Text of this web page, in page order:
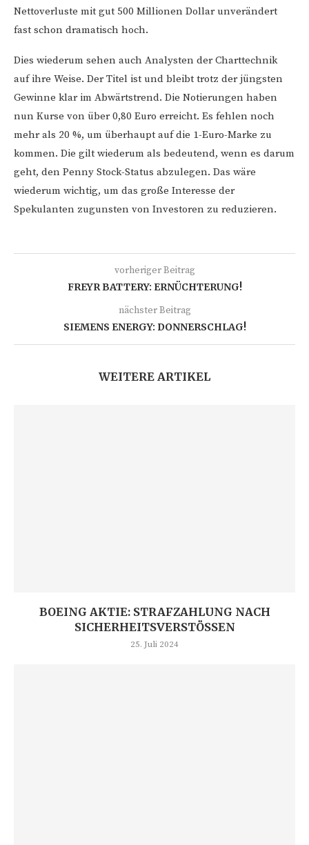
Nettoverluste mit gut 500 Millionen Dollar unverändert
fast schon dramatisch hoch.
Dies wiederum sehen auch Analysten der Charttechnik
auf ihre Weise. Der Titel ist und bleibt trotz der jüngsten
Gewinne klar im Abwärtstrend. Die Notierungen haben
nun Kurse von über 0,80 Euro erreicht. Es fehlen noch
mehr als 20 %, um überhaupt auf die 1-Euro-Marke zu
kommen. Die gilt wiederum als bedeutend, wenn es darum
geht, den Penny Stock-Status abzulegen. Das wäre
wiederum wichtig, um das große Interesse der
Spekulanten zugunsten von Investoren zu reduzieren.
vorheriger Beitrag
FREYR BATTERY: ERNÜCHTERUNG!
nächster Beitrag
SIEMENS ENERGY: DONNERSCHLAG!
WEITERE ARTIKEL
BOEING AKTIE: STRAFZAHLUNG NACH
SICHERHEITSVERSTÖSSEN
25. Juli 2024